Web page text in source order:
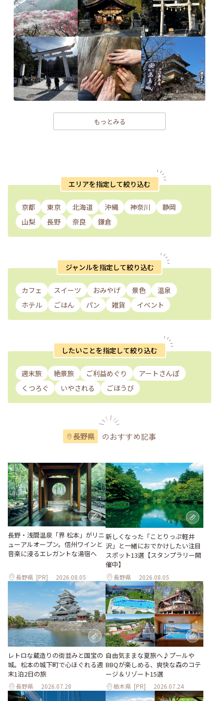
もっとみる
エリアを指定して絞り込む
京都 東京 北海道 沖縄 神奈川
静岡
山梨
長野 奈良 鎌倉
ジャンルを指定して絞り込む
カフェ スイーツ おみやげ 景色
温泉
ホテル
ごはん パン 雑貨 イベント
したいことを指定して絞り込む
週末旅 絶景旅 ご利益めぐり
アートさんぽ
くつろぐ
いやされる ごほうび
長野県 のおすすめ記事
長野・浅間温泉「界 松本」がリニ
ューアルオープン。信州ワインと
音楽に浸るエレガントな湯宿へ
長野県 [PR] 2026.08.05
新しくなった「ことりっぷ軽井
沢」と一緒におでかけしたい注目
スポット13選【スタンプラリー開
催中】
長野県 2026.08.05
レトロな蔵造りの街並みと国宝の
城。松本の城下町で心ほぐれる週
末1泊2日の旅
長野県 2026.07.28
自由気ままな夏旅へ♪プールや
BBQが楽しめる、爽快な森のコテ
ージ＆リゾート15選
栃木県 [PR] 2026.07.24